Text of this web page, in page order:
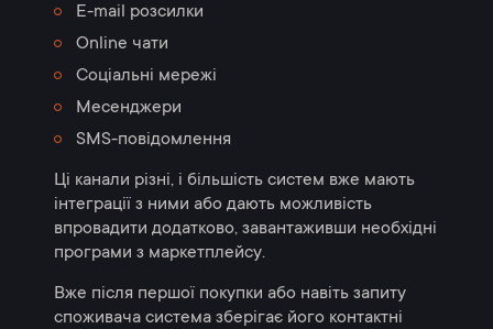
E-mail розсилки
Online чати
Соціальні мережі
Месенджери
SMS-повідомлення
Ці канали різні, і більшість систем вже мають
інтеграції з ними або дають можливість
впровадити додатково, завантаживши необхідні
програми з маркетплейсу.
Вже після першої покупки або навіть запиту
споживача система зберігає його контактні